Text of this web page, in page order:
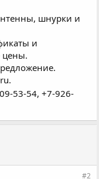
шнурки и
и
цены.
53-54, +7-926-
#2